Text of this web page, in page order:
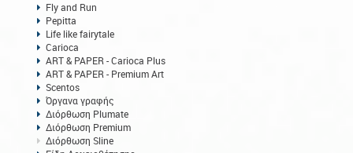
Fly and Run
Pepitta
Life like fairytale
Carioca
ART & PAPER - Carioca Plus
ART & PAPER - Premium Art
Scentos
Όργανα γραφής
Διόρθωση Plumate
Διόρθωση Premium
Διόρθωση Sline